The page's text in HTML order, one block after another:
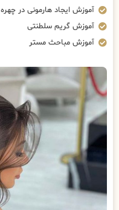
آموزش ایجاد هارمونی در چهره
آموزش گریم سلطنتی
آموزش مباحث مستر